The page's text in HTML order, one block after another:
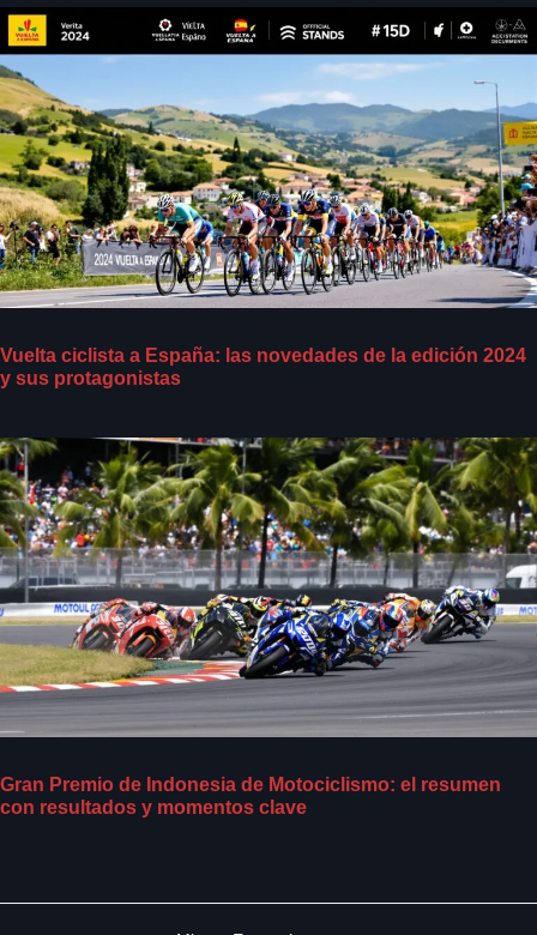
Vuelta ciclista a España: las novedades de la edición 2024
y sus protagonistas
Gran Premio de Indonesia de Motociclismo: el resumen
con resultados y momentos clave